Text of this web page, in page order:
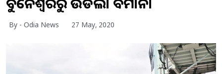
By - Odia News 27 May, 2020